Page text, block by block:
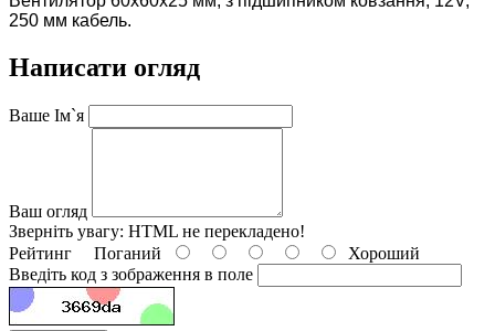
250 мм кабель.
Написати огляд
Ваше Ім`я
Ваш огляд
Зверніть увагу: HTML не перекладено!
Рейтинг Поганий
Хороший
Введіть код з зображення в поле